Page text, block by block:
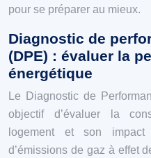
pour se préparer au mieux.
Diagnostic de
(DPE) : évaluer la
énergétique
Le Diagnostic de
objectif d’évaluer la
logement et son impact
d’émissions de gaz à effet